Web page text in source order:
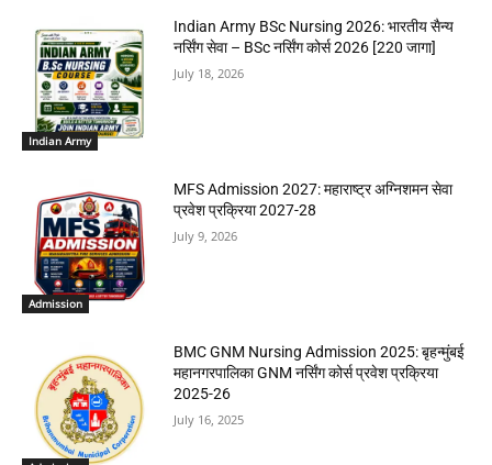
Indian Army
Indian Army BSc Nursing 2026: भारतीय सैन्य
नर्सिंग सेवा – BSc नर्सिंग कोर्स 2026 [220 जागा]
July 18, 2026
Admission
MFS Admission 2027: महाराष्ट्र अग्निशमन सेवा
प्रवेश प्रक्रिया 2027-28
July 9, 2026
BMC GNM Nursing Admission 2025: बृहन्मुंबई
महानगरपालिका GNM नर्सिंग कोर्स प्रवेश प्रक्रिया
2025-26
July 16, 2025